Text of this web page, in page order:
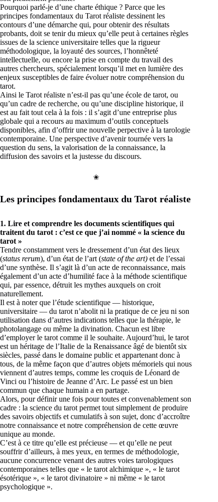
Pourquoi parlé-je d’une charte éthique ? Parce que les
principes fondamentaux du Tarot réaliste dessinent les
contours d’une démarche qui, pour obtenir des résultats
probants, doit se tenir du mieux qu’elle peut à certaines règles
issues de la science universitaire telles que la rigueur
méthodologique, la loyauté des sources, l’honnêteté
intellectuelle, ou encore la prise en compte du travail des
autres chercheurs, spécialement lorsqu’il met en lumière des
enjeux susceptibles de faire évoluer notre compréhension du
tarot.
Ainsi le Tarot réaliste n’est-il pas qu’une école de tarot, ou
qu’un cadre de recherche, ou qu’une discipline historique, il
est au fait tout cela à la fois : il s’agit d’une entreprise plus
globale qui a recours au maximum d’outils conceptuels
disponibles, afin d’offrir une nouvelle perpective à la tarologie
contemporaine. Une perspective d’avenir tournée vers la
question du sens, la valorisation de la connaissance, la
diffusion des savoirs et la justesse du discours.
✬
Les principes fondamentaux du Tarot réaliste
1. Lire et comprendre les documents scientifiques qui
traitent du tarot : c’est ce que j’ai nommé « la science du
tarot »
Tendre constamment vers le dressement d’un état des lieux
(status rerum), d’un état de l’art (state of the art) et de l’essai
d’une synthèse. Il s’agit là d’un acte de reconnaissance, mais
également d’un acte d’humilité face à la méthode scientifique
qui, par essence, détruit les mythes auxquels on croit
naturellement.
Il est à noter que l’étude scientifique — historique,
universitaire — du tarot n’abolit ni la pratique de ce jeu ni son
utilisation dans d’autres indications telles que la thérapie, le
photolangage ou même la divination. Chacun est libre
d’employer le tarot comme il le souhaite. Aujourd’hui, le tarot
est un héritage de l’Italie de la Renaissance âgé de bientôt six
siècles, passé dans le domaine public et appartenant donc à
tous, de la même façon que d’autres objets mémoriels qui nous
viennent d’autres temps, comme les croquis de Léonard de
Vinci ou l’histoire de Jeanne d’Arc. Le passé est un bien
commun que chaque humain a en partage.
Alors, pour définir une fois pour toutes et convenablement son
cadre : la science du tarot permet tout simplement de produire
des savoirs objectifs et cumulatifs à son sujet, donc d’accroître
notre connaissance et notre compréhension de cette œuvre
unique au monde.
C’est à ce titre qu’elle est précieuse — et qu’elle ne peut
souffrir d’ailleurs, à mes yeux, en termes de méthodologie,
aucune concurrence venant des autres voies tarologiques
contemporaines telles que « le tarot alchimique », « le tarot
ésotérique », « le tarot divinatoire » ni même « le tarot
psychologique ».